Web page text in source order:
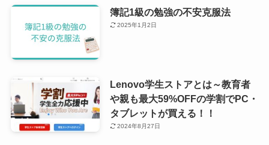
簿記1級の勉強の不安克服法
2025年1月2日
Lenovo学生ストアとは～教育者
や親も最大59%OFFの学割でPC・
タブレットが買える！！
2024年8月27日